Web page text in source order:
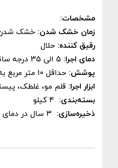
مشخصات:
زمان خشک شدن: خشک شدن سطحی 5 ساعت/خشک شدن عمقی
رقیق کننده: حلال
دمای اجرا: 5 الی 35 درجه سانتیگراد
پوشش: حداقل 10 متر مربع به ازای 1 کوارت رنگ با فام سفید.
ابزار اجرا: قلم مو، غلطک،
بسته‌بندی:
ذخیره‌سازی: